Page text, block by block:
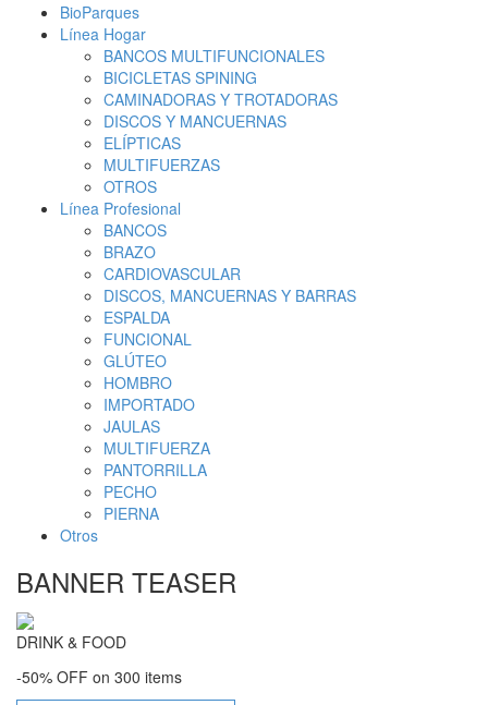
BioParques
Línea Hogar
BANCOS MULTIFUNCIONALES
BICICLETAS SPINING
CAMINADORAS Y TROTADORAS
DISCOS Y MANCUERNAS
ELÍPTICAS
MULTIFUERZAS
OTROS
Línea Profesional
BANCOS
BRAZO
CARDIOVASCULAR
DISCOS, MANCUERNAS Y BARRAS
ESPALDA
FUNCIONAL
GLÚTEO
HOMBRO
IMPORTADO
JAULAS
MULTIFUERZA
PANTORRILLA
PECHO
PIERNA
Otros
BANNER TEASER
DRINK & FOOD
-50% OFF on 300 items